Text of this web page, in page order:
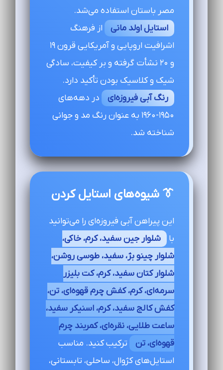
مصر باستان استفاده می‌شد.
استایل اولد مانی
از فرهنگ
اشرافیت اروپایی و آمریکایی قرون ۱۹
و ۲۰ نشأت گرفته و بر کیفیت، سادگی
شیک و کلاسیک بودن تأکید دارد.
رنگ آبی فیروزه‌ای
در دهه‌های
۱۹۵۰-۱۹۶۰ به عنوان رنگ مد و جوانی
شناخته شد.
👔 شیوه‌های استایل کردن
این پیراهن آبی فیروزه‌ای را می‌توانید
با
شلوار جین سفید، کرم، خاکی،
شلوار چینو بژ، سفید، طوسی روشن،
شلوار کتان سفید، کرم، کت بلیزر
سرمه‌ای، کرم، کفش چرم قهوه‌ای، تن،
کفش کالج سفید، کرم، اسنیکر سفید،
ساعت طلایی، نقره‌ای، کمربند چرم
قهوه‌ای، تن
ترکیب کنید. مناسب
استایل‌های کژوال، ساحلی، تابستانی،